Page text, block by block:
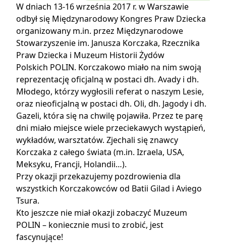
W dniach 13-16 września 2017 r. w Warszawie
odbył się Międzynarodowy Kongres Praw Dziecka
organizowany m.in. przez Międzynarodowe
Stowarzyszenie im. Janusza Korczaka, Rzecznika
Praw Dziecka i Muzeum Historii Żydów
Polskich POLIN. Korczakowo miało na nim swoją
reprezentację oficjalną w postaci dh. Avady i dh.
Młodego, którzy wygłosili referat o naszym Lesie,
oraz nieoficjalną w postaci dh. Oli, dh. Jagody i dh.
Gazeli, która się na chwilę pojawiła. Przez te parę
dni miało miejsce wiele przeciekawych wystąpień,
wykładów, warsztatów. Zjechali się znawcy
Korczaka z całego świata (m.in. Izraela, USA,
Meksyku, Francji, Holandii…).
Przy okazji przekazujemy pozdrowienia dla
wszystkich Korczakowców od Batii Gilad i Aviego
Tsura.
Kto jeszcze nie miał okazji zobaczyć Muzeum
POLIN – koniecznie musi to zrobić, jest
fascynujące!